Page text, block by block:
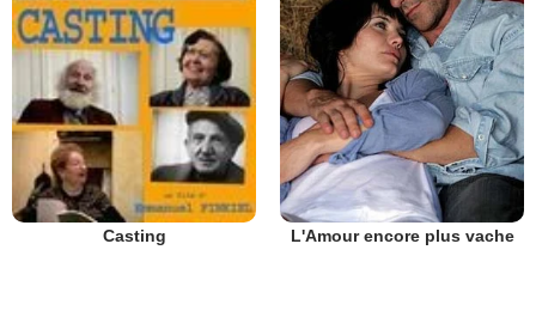
Casting L'Amour encore plus vache